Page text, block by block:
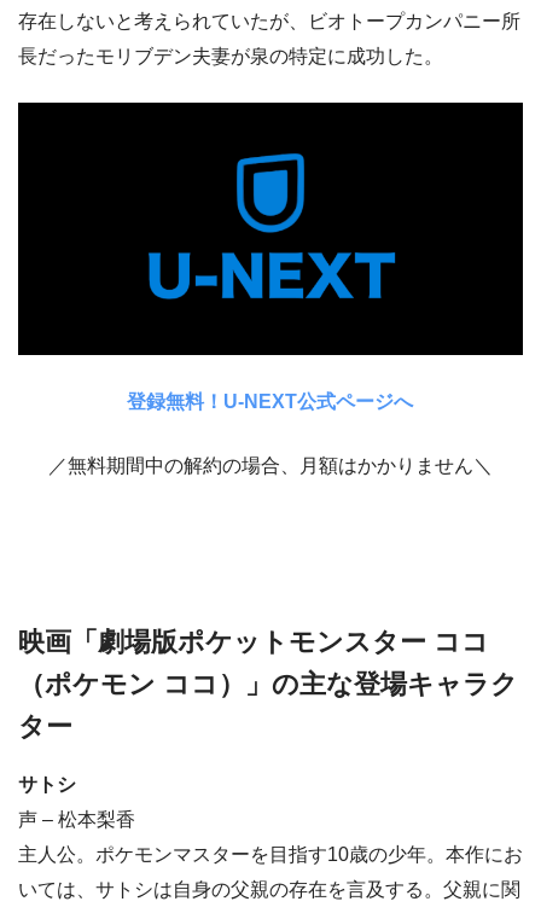
存在しないと考えられていたが、ビオトープカンパニー所
長だったモリブデン夫妻が泉の特定に成功した。
登録無料！U-NEXT公式ページへ
／無料期間中の解約の場合、月額はかかりません＼
映画「劇場版ポケットモンスター ココ
（ポケモン ココ）」の主な登場キャラク
ター
サトシ
声 – 松本梨香
主人公。ポケモンマスターを目指す10歳の少年。本作にお
いては、サトシは自身の父親の存在を言及する。父親に関